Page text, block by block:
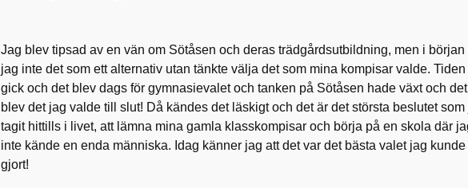
Jag blev tipsad av en vän om Sötåsen och deras trädgårdsutbildning, men i början
jag inte det som ett alternativ utan tänkte välja det som mina kompisar valde. Tiden
gick och det blev dags för gymnasievalet och tanken på Sötåsen hade växt och det
blev det jag valde till slut! Då kändes det läskigt och det är det största beslutet som
tagit hittills i livet, att lämna mina gamla klasskompisar och börja på en skola där
inte kände en enda människa. Idag känner jag att det var det bästa valet jag kunde
gjort!